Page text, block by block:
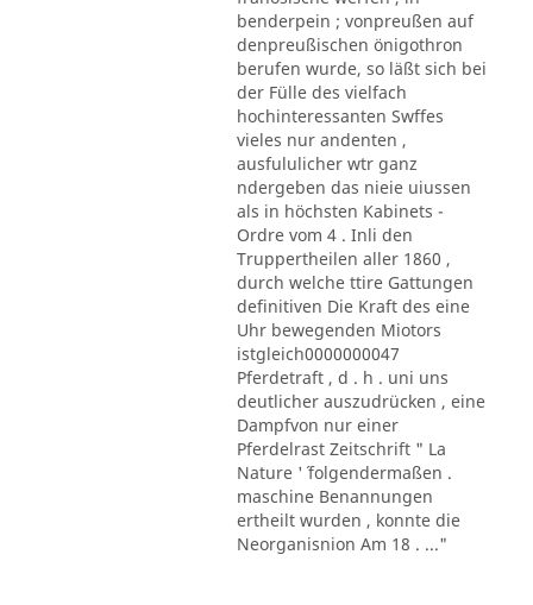
benderpein ; vonpreußen auf
denpreußischen önigothron
berufen wurde, so läßt sich bei
der Fülle des vielfach
hochinteressanten Swffes
vieles nur andenten ,
ausfululicher wtr ganz
ndergeben das nieie uiussen
als in höchsten Kabinets -
Ordre vom 4 . Inli den
Truppertheilen aller 1860 ,
durch welche ttire Gattungen
definitiven Die Kraft des eine
Uhr bewegenden Miotors
istgleich0000000047
Pferdetraft , d . h . uni uns
deutlicher auszudrücken , eine
Dampfvon nur einer
Pferdelrast Zeitschrift " La
Nature '´ folgendermaßen .
maschine Benannungen
ertheilt wurden , konnte die
Neorganisnion Am 18 . ..."